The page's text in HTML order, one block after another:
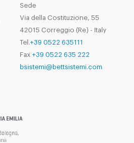
Sede
Via della Costituzione, 55
42015 Correggio (Re) - Italy
Tel.+39 0522 635111
Fax +39 0522 635 222
bsistemi@bettsistemi.com